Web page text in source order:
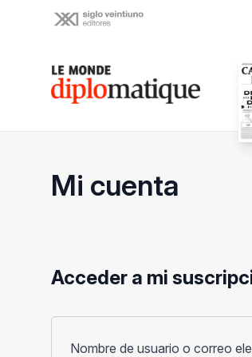
Le monde diplomatique
Mi cuenta
Acceder a mi
Nombre de usuario o correo